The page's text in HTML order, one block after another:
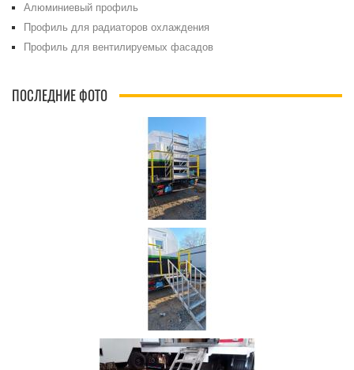
Алюминиевый профиль
Профиль для радиаторов охлаждения
Профиль для вентилируемых фасадов
ПОСЛЕДНИЕ ФОТО